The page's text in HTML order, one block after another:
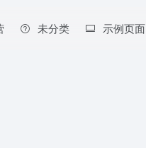
未分类 示例页面